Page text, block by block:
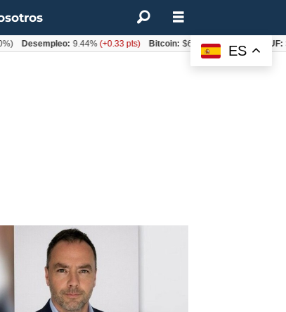
ES
9.44%(+0.33 pts) Bitcoin: $62.760,11(-1.74%)